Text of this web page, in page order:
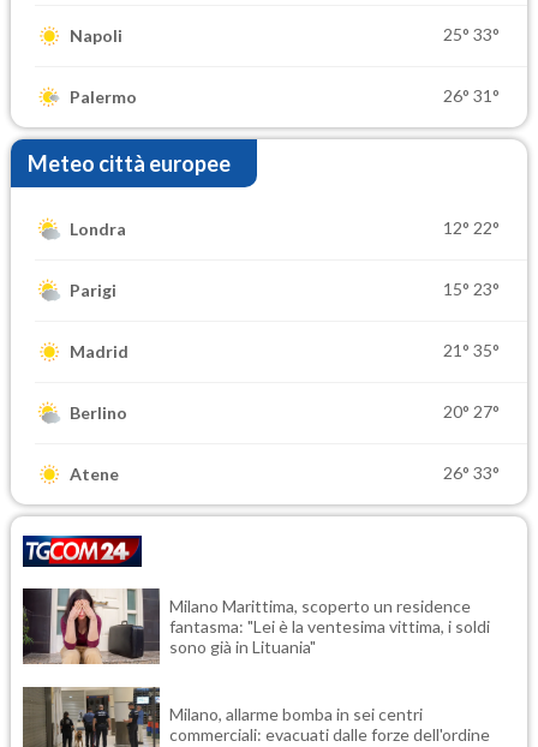
Napoli 25° 33°
Palermo 26° 31°
Meteo città europee
Londra 12° 22°
Parigi 15° 23°
Madrid 21° 35°
Berlino 20° 27°
Atene 26° 33°
Milano Marittima, scoperto un residence
fantasma: "Lei è la ventesima vittima, i soldi
sono già in Lituania"
Milano, allarme bomba in sei centri
commerciali: evacuati dalle forze dell'ordine